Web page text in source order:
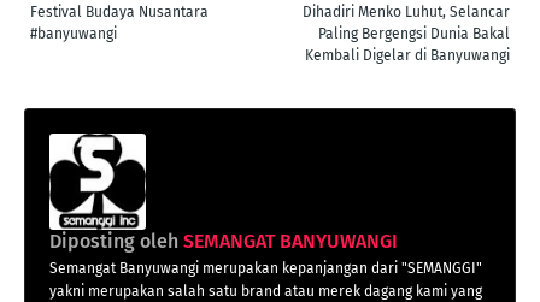
Dihadiri Menko Luhut, Selancar
Paling Bergengsi Dunia Bakal
Kembali Digelar di Banyuwangi
Festival Budaya Nusantara
#banyuwangi
Diposting oleh SEMANGAT BANYUWANGI
Semangat Banyuwangi merupakan kepanjangan dari "SEMANGGI"
yakni merupakan salah satu brand atau merek dagang kami yang